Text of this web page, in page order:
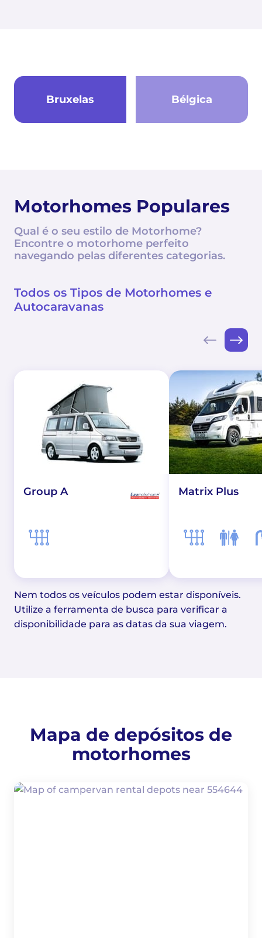
Bruxelas Bélgica
Motorhomes Populares
Qual é o seu estilo de Motorhome?
Encontre o motorhome perfeito
navegando pelas diferentes categorias.
Todos os Tipos de Motorhomes e
Autocaravanas
Group A Matrix Plus
Nem todos os veículos podem estar disponíveis.
Utilize a ferramenta de busca para verificar a
disponibilidade para as datas da sua viagem.
Mapa de depósitos de
motorhomes